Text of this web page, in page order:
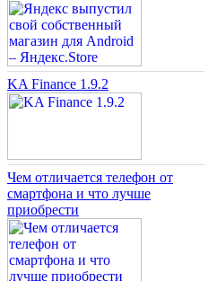
KA Finance 1.9.2
Чем отличается телефон от
смартфона и что лучше
приобрести